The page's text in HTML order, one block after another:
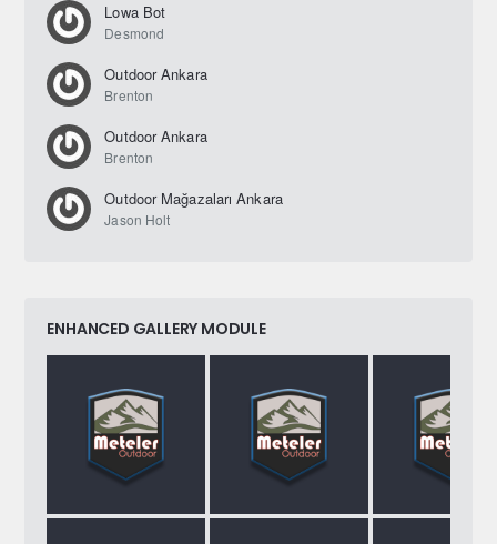
Lowa Bot
Desmond
Outdoor Ankara
Brenton
Outdoor Ankara
Brenton
Outdoor Mağazaları Ankara
Jason Holt
ENHANCED GALLERY MODULE